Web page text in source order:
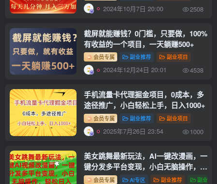
2024年10月7日 20:00 2508
截屏就能赚钱？0门槛，只要做，100%
有收益的一个项目，一天躺赚500+
会员专属 副业推荐 副业项目
2024年12月24日 20:01 4538
手机流量卡代理掘金项目，0成本，多
途径推广，小白轻松上手，日入1000+
会员专属 副业推荐 副业项目
2025年7月26日 23:54 1000
美女跳舞最新玩法，AI一键改漫画，一
键分发多平台变现，小白无脑操作，…
会员专属 AI专区 副业推荐 副业项